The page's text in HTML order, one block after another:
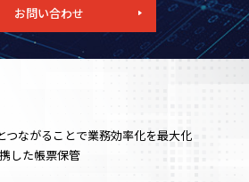
お問い合わせ
つながることで業務効率化を最大化
した帳票保管